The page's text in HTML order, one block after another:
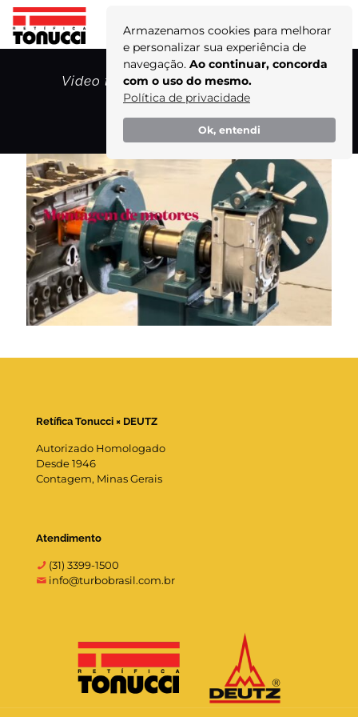
Armazenamos cookies para melhorar
e personalizar sua experiência de
navegação. Ao continuar, concorda
com o uso do mesmo.
Política de privacidade
Ok, entendi
Video thumbnail for youtube video
uyapz2oojr8
Home
Retífica Tonucci × DEUTZ
Autorizado Homologado
Desde 1946
Contagem, Minas Gerais
Atendimento
(31) 3399-1500
info@turbobrasil.com.br